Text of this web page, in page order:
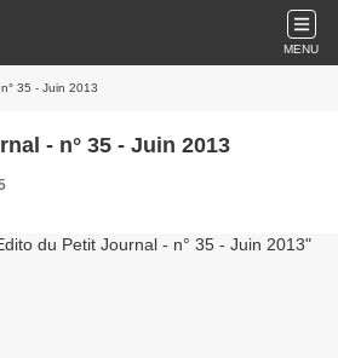
MENU
35 - Juin 2013
- n° 35 - Juin 2013